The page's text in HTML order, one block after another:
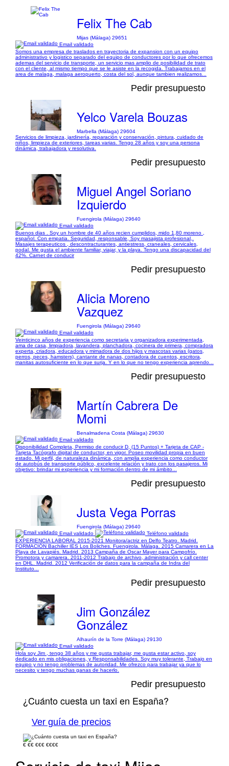
Felix The Cab
Mijas (Málaga) 29651
Email validado
Somos una empresa de traslados en trayectoria de expansion con un equipo
administrativo y logistico separado del equipo de conductores por lo que ofrecemos
ademas del servicio de transporte, un servicio mas amplio de posibilidad de trato
con el cliente, al mismo tiempo que se le asiste en la recogida. Trabajamos en el
area de malaga, malaga aeropuerto, costa del sol, aunque tambien realizamos...
Pedir presupuesto
Yelco Varela Bouzas
Marbella (Málaga) 29604
Servicios de limpieza, jardinería, reparación y conservación, pintura, cuidado de
niños, limpieza de exteriores, tareas varias. Tengo 28 años y soy una persona
dinámica, trabajadora y resolutiva.
Pedir presupuesto
Miguel Angel Soriano
Izquierdo
Fuengirola (Málaga) 29640
Email validado
Buenos dias . Soy un hombre de 40 años recien cumplidos, mido 1,80 moreno ,
español. Con empatia. Seguridad, responsable, Soy masajista profesional,.
Masajes terapeuticos , descontracturantes, antiestress, craneales, cervicales,
podal. Me gusta el ambiente familiar, viajar, y la playa. Tengo una discapacidad del
42%. Carnet de conducir
Pedir presupuesto
Alicia Moreno
Vazquez
Fuengirola (Málaga) 29640
Email validado
Veinticinco años de experiencia como secretaria y organizadora experimentada,
ama de casa, limpiadora, lavandera, planchadora, cocinera de primera, compradora
experta, criadora, educadora y mimadora de dos hijos y mascotas varias (gatos,
perros, peces, hamsters), cantante de nanas, contadora de cuentos, escritora,
manitas autosuficiente en lo que surja. Y en lo que no tengo experiencia aprendo...
Pedir presupuesto
Martín Cabrera De
Momi
Benalmadena Costa (Málaga) 29630
Email validado
Disponibilidad Completa, Permiso de conducir D, (15 Puntos) + Tarjeta de CAP -
Tarjeta Tacógrafo digital de conductor, en vigor. Poseo movilidad propia en buen
estado. Mi perfil, de naturaleza dinámica, con amplia experiencia como conductor
de autobús de transporte público, excelente relación y trato con los pasajeros. Mi
objetivo: brindar mi experiencia y mi formación dentro de mi ámbito...
Pedir presupuesto
Justa Vega Porras
Fuengirola (Málaga) 29640
Email validado
Teléfono validado
EXPERIENCIA LABORAL 2015-2021 Monitora/actriz en Delfo Teatro. Madrid.
FORMACIÓN Bachiller IES Los Boliches. Fuengirola. Málaga. 2015 Camarera en La
Playa de Lavapiés. Madrid. 2013 Campaña de Oscar Mayer para Campofrío.
Promotora y camarera. 2011-2012 Trabajo de archivo, administración y call center
en DHL. Madrid. 2012 Verificación de datos para la campaña de Indra del
Instituto...
Pedir presupuesto
Jim González
González
Alhaurín de la Torre (Málaga) 29130
Email validado
Hola soy Jim , tengo 38 años y me gusta trabajar, me gusta estar activo, soy
dedicado en mis obligaciones, y Responsabilidades. Soy muy tolerante, Trabajo en
equipo y no tengo problemas de autoridad. Me ofrezco para trabajar ya que lo
necesito y tengo muchas ganas de hacerlo.
Pedir presupuesto
¿Cuánto cuesta un taxi en España?
Ver guía de precios
€ €€ €€€ €€€€